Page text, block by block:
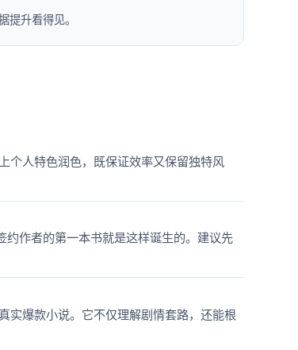
提升看得见。
个人特色润色，既保证效率又保留独特风
约作者的第一本书就是这样诞生的。建议先
实爆款小说。它不仅理解剧情套路，还能根